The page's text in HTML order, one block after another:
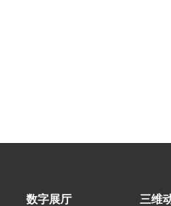
数字展厅 三维